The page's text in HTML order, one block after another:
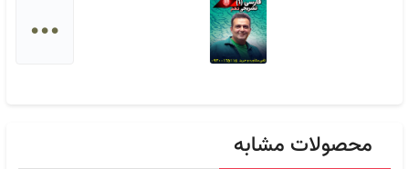
...
محصولات مشابه